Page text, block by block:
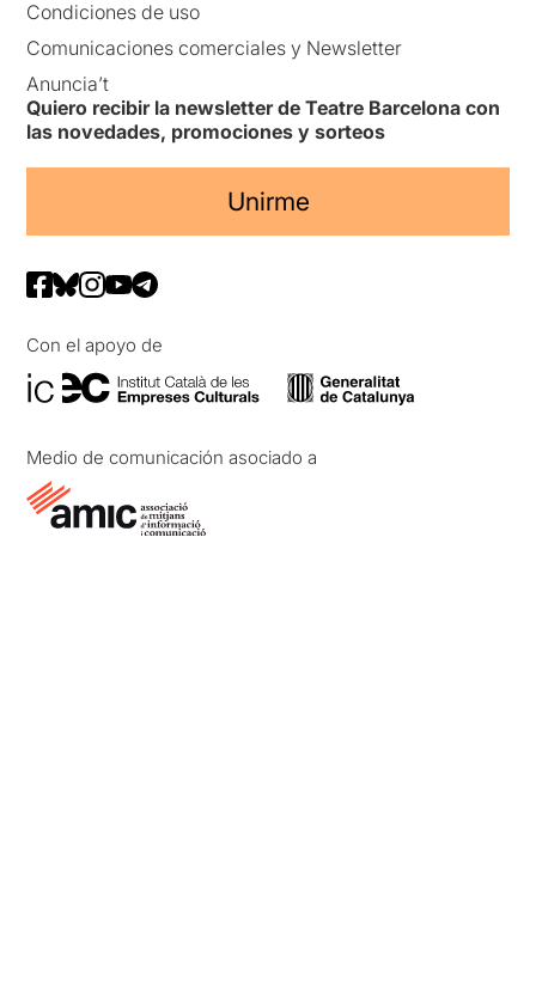
Condiciones de uso
Comunicaciones comerciales y Newsletter
Anuncia’t
Quiero recibir la newsletter de Teatre Barcelona con
las novedades, promociones y sorteos
Unirme
Con el apoyo de
Medio de comunicación asociado a